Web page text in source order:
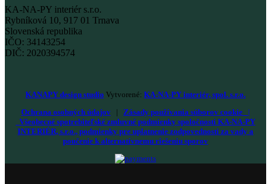
KA-NA-PY interiér s.r.o.
Rybníková 10, 917 01 Trnava
Slovenská republika
IČO: 34143254
DIČ: 2020394574
KANAPY design studio Vytvorené: KA-NA-PY interiér, spol. s.r.o.
Ochrana osobných údajov | Zásady používania súborov cookie |
Všeobecné spotrebiteľské zmluvné podmienky spoločnosti KA-NA-PY
INTERIÉR, s.r.o., podmienky pre uplatnenie zodpovednosti za vady a
poučenie k alternatívnemu riešeniu sporov